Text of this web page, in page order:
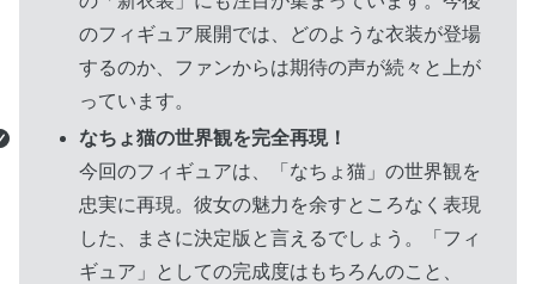
のフィギュア展開では、どのような衣装が登場
するのか、ファンからは期待の声が続々と上が
っています。
なちょ猫の世界観を完全再現！
今回のフィギュアは、「なちょ猫」の世界観を
忠実に再現。彼女の魅力を余すところなく表現
した、まさに決定版と言えるでしょう。「フィ
ギュア」としての完成度はもちろんのこと、